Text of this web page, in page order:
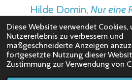
Diese Website verwendet Cookies,
Nutzererlebnis zu verbessern und
maßgeschneiderte Anzeigen
fortgesetzte Nutzung dieser
Zustimmung zur Verwendung von
Hilde Domin, Nur eine
Impressum und Datenschutz